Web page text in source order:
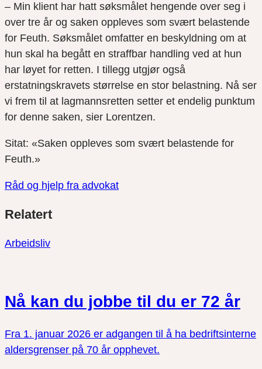
– Min klient har hatt søksmålet hengende over seg i
over tre år og saken oppleves som svært belastende
for Feuth. Søksmålet omfatter en beskyldning om at
hun skal ha begått en straffbar handling ved at hun
har løyet for retten. I tillegg utgjør også
erstatningskravets størrelse en stor belastning. Nå ser
vi frem til at lagmannsretten setter et endelig punktum
for denne saken, sier Lorentzen.
Sitat: «Saken oppleves som svært belastende for
Feuth.»
Råd og hjelp fra advokat
Del
Del
twitter
Del
facebook
Relatert
Arbeidsliv
Nå kan du jobbe til du er 72 år
Fra 1. januar 2026 er adgangen til å ha bedriftsinterne
aldersgrenser på 70 år opphevet.